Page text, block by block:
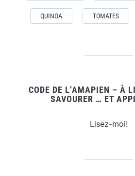
QUINOA TOMATES
CODE DE L’AMAPIEN – À
SAVOURER … ET
Lisez-moi!